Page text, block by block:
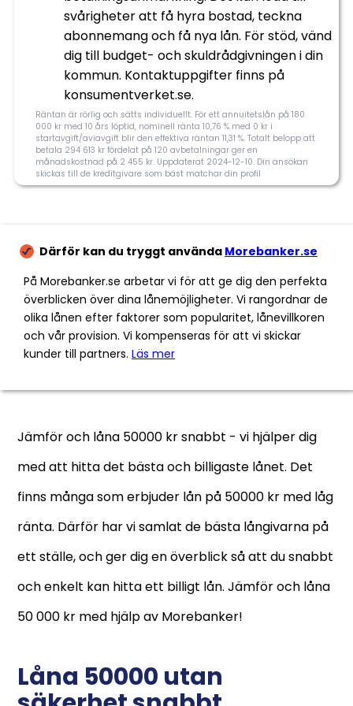
Direktutbetalning Nej
Inkomstkrav
Månadsinkomst minst
10.000 kr.
Ansök nu
svårigheter att få hyra bostad, teckna
abonnemang och få nya lån. För stöd, vänd
dig till budget- och skuldrådgivningen i din
kommun. Kontaktuppgifter finns på
konsumentverket.se.
Räntan är rörlig och sätts individuellt. För ett annuitetslån på 180
000 kr med 10 års löptid, nominell ränta 10,76 % med 0 kr i
startavgift/aviavgift blir den effektiva räntan 11,31 %. Totalt belopp att
betala 294 613 kr fördelat på 120 avbetalningar ger en
månadskostnad på 2 455 kr. Uppdaterat 2024-12-10. Din ansökan
skickas till de kreditgivare som bäst matchar din profil
3.7
Morebanker rating
Tillgänglighet
Utan UC
Svarer på ansökan
Få pengarna samma
Krav och avgifter
Direktutbetalning
Inkomstkrav
Årsinkomst på 100 000
kr
Därför kan du tryggt använda Morebanker.se
På Morebanker.se arbetar vi för att ge dig den perfekta
överblicken över dina lånemöjligheter. Vi rangordnar de
olika lånen efter faktorer som popularitet, lånevillkoren
och vår provision. Vi kompenseras för att vi skickar
kunder till partners. Läs mer
Jämför och låna 50000 kr snabbt - vi hjälper dig
med att hitta det bästa och billigaste lånet. Det
finns många som erbjuder lån på 50000 kr med låg
ränta. Därför har vi samlat de bästa långivarna på
ett ställe, och ger dig en överblick så att du snabbt
och enkelt kan hitta ett billigt lån. Jämför och låna
50 000 kr med hjälp av Morebanker!
Låna 50000 utan